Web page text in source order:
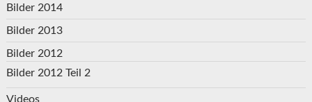
Bilder 2014
Bilder 2013
Bilder 2012
Bilder 2012 Teil 2
Videos